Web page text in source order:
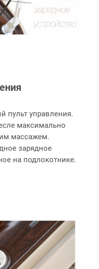
пульт управления.
максимально
массажем.
зарядное
на подлокотнике.